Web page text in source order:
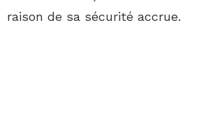
raison de sa sécurité accrue.